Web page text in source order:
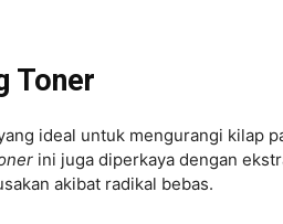
Toner
ideal untuk mengurangi kilap
ini juga diperkaya dengan
akibat radikal bebas.